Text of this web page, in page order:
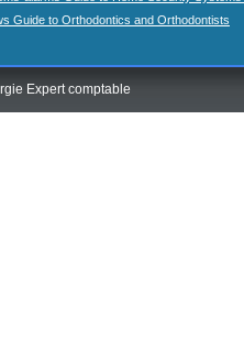
Guide to Orthodontics and Orthodontists
Expert comptable